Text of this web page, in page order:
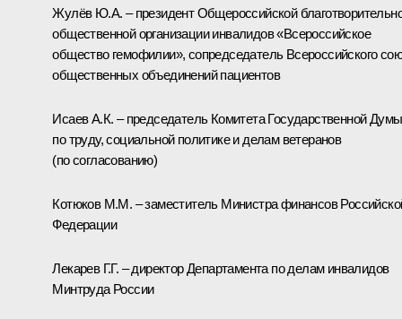
Жулёв Ю.А. – президент Общероссийской
общественной организации инвалидов «Всероссийское
общество гемофилии», сопредседатель Всероссийского
общественных объединений пациентов
Исаев А.К. – председатель Комитета Государственной Думы
по труду, социальной политике и делам ветеранов
(по согласованию)
Котюков М.М. – заместитель Министра финансов
Федерации
Лекарев Г.Г. – директор Департамента по делам инвалидов
Минтруда России